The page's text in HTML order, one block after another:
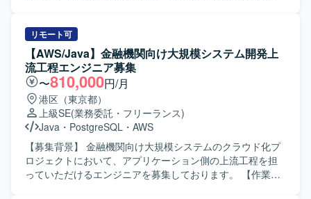
きます。 【開発環境】 ポイントシステムを対象としたファ
イル連携およびAPI連携を含むシステム環境でのテスト設計
およびテスト自動化環境を利用していただきます。
内部での課題の確認や是正業務を実施していただきます。
【求める人物像】 品質の観点からプロジェクト内の課題を
主体的に発見し、関係者と連携しながら是正に向けて粘り
強く取り組んでいただける方を求めています。チームで協
調しつつも、自律的に品質改善に向けた提案や実行ができ
る方です。 【ポジションの魅力】 官公庁関連の大規模プロ
ジェクトにおいて、品質管理の専門チームの一員として、
プロジェクト全体の品質向上や課題解決に寄与できるポジ
ションです。開発アウトプットのレビューや品質プロセス
の仕組みづくりなどを通して、上流から品質を作り込む経
験を積むことができます。 【開発環境】 Java関連のプロジ
リモート可
【AWS/Java】金融機関向け大規模システム開発上
流工程エンジニア募集
〜810,000円/月
港区（東京都）
上級SE(業務委託・フリーランス)
Java ・ PostgreSQL ・ AWS
【募集背景】 金融機関向け大規模システムのクラウド化プ
ロジェクトにおいて、アプリケーション側の上流工程を担
っていただけるエンジニアを募集しております。 【作業内